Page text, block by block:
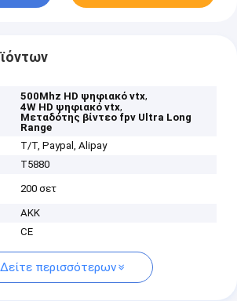
500Mhz HD ψηφιακό vtx,
4W HD ψηφιακό vtx,
Μεταδότης βίντεο fpv Ultra Long
Range
T/T, Paypal, Alipay
T5880
200 σετ
AKK
CE
Δείτε περισσότερων